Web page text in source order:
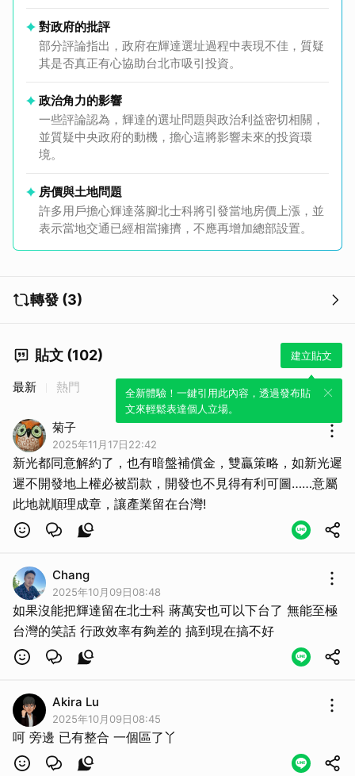
對政府的批評
部分評論指出，政府在輝達選址過程中表現不佳，質疑
其是否真正有心協助台北市吸引投資。
政治角力的影響
一些評論認為，輝達的選址問題與政治利益密切相關，
並質疑中央政府的動機，擔心這將影響未來的投資環
境。
房價與土地問題
許多用戶擔心輝達落腳北士科將引發當地房價上漲，並
表示當地交通已經相當擁擠，不應再增加總部設置。
轉發 (3)
貼文 (102) 建立貼文
全新體驗！一鍵引用此內容，透過發布貼
文來輕鬆表達個人立場。
最新 熱門
菊子
2025年11月17日22:42
新光都同意解約了，也有暗盤補償金，雙贏策略，如新光遲
遲不開發地上權必被罰款，開發也不見得有利可圖……意屬
此地就順理成章，讓產業留在台灣!
Chang
2025年10月09日08:48
如果沒能把輝達留在北士科 蔣萬安也可以下台了 無能至極
台灣的笑話 行政效率有夠差的 搞到現在搞不好
Akira Lu
2025年10月09日08:45
呵 旁邊 已有整合 一個區了丫
取消